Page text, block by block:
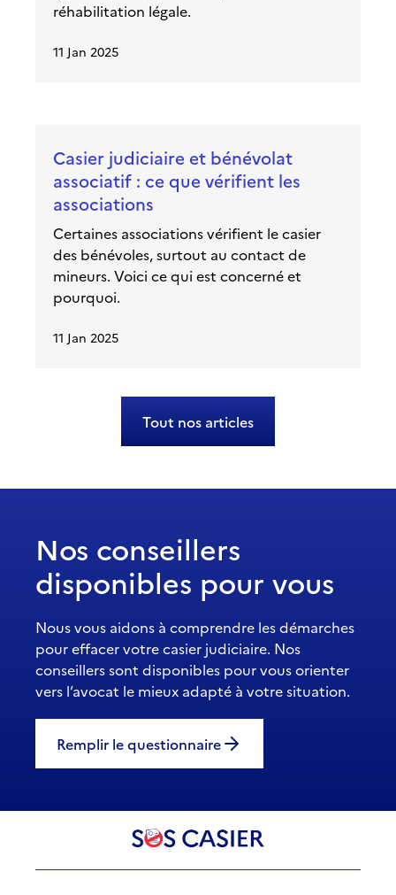
réhabilitation légale.
11 Jan 2025
Casier judiciaire et bénévolat
associatif : ce que vérifient les
associations
Certaines associations vérifient le casier
des bénévoles, surtout au contact de
mineurs. Voici ce qui est concerné et
pourquoi.
11 Jan 2025
Tout nos articles
Nos conseillers
disponibles pour vous
Nous vous aidons à comprendre les démarches
pour effacer votre casier judiciaire. Nos
conseillers sont disponibles pour vous orienter
vers l’avocat le mieux adapté à votre situation.
Remplir le questionnaire